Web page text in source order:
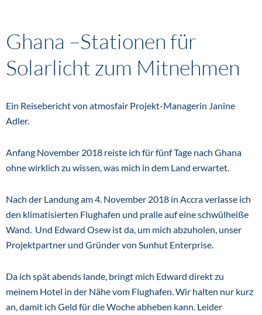
Ghana –Stationen für
Solarlicht zum Mitnehmen
Ein Reisebericht von atmosfair Projekt-Managerin Janine
Adler.
Anfang November 2018 reiste ich für fünf Tage nach Ghana
ohne wirklich zu wissen, was mich in dem Land erwartet.
Nach der Landung am 4. November 2018 in Accra verlasse ich
den klimatisierten Flughafen und pralle auf eine schwülheiße
Wand. Und Edward Osew ist da, um mich abzuholen, unser
Projektpartner und Gründer von Sunhut Enterprise.
Da ich spät abends lande, bringt mich Edward direkt zu
meinem Hotel in der Nähe vom Flughafen. Wir halten nur kurz
an, damit ich Geld für die Woche abheben kann. Leider